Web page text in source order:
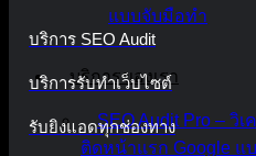
แบบจับมือทำ
บริการของเรา
SEO Audit Pro – วิ
ติดหน้าแรก Google แ
บริการ SEO Audit
บริการรับทำเว็บไซต์
รับยิงแอดทุกช่องทาง